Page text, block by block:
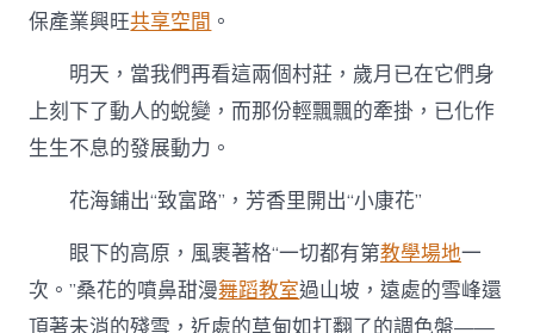
保產業興旺共享空間 。
明天，當我們再看這兩個村莊，歲月已在它們身
上刻下了動人的蛻變，而那份輕飄飄的牽掛，已化作
生生不息的發展動力。
花海鋪出“致富路”，芳香里開出“小康花”
眼下的高原，風裹著格“一切都有第教學場地一
次。”桑花的噴鼻甜漫舞蹈教室過山坡，遠處的雪峰還
頂著未消的殘雪，近處的草甸如打翻了的調色盤——